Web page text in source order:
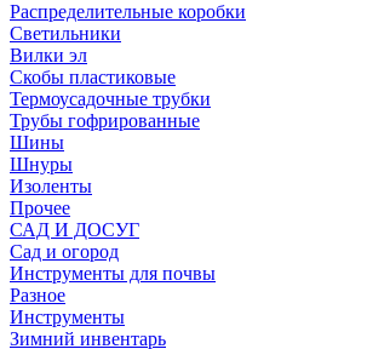
Распределительные коробки
Светильники
Вилки эл
Скобы пластиковые
Термоусадочные трубки
Трубы гофрированные
Шины
Шнуры
Изоленты
Прочее
САД И ДОСУГ
Сад и огород
Инструменты для почвы
Разное
Инструменты
Зимний инвентарь